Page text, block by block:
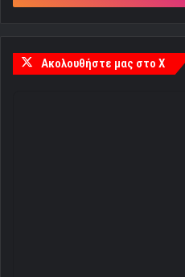
Ακολουθήστε μας στο X